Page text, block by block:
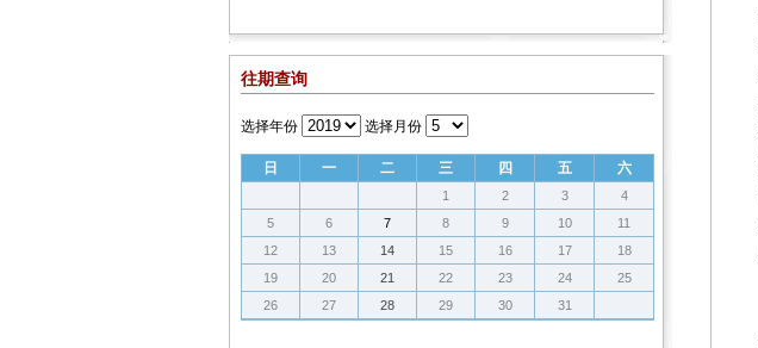
往期查询
选择年份 选择月份
日 一 二 三 四 五 六
1 2 3
4
5
6 7 8 9 10
11
12
13 14 15 16 17
18
19
20 21 22 23 24
25
26
27 28 29 30 31